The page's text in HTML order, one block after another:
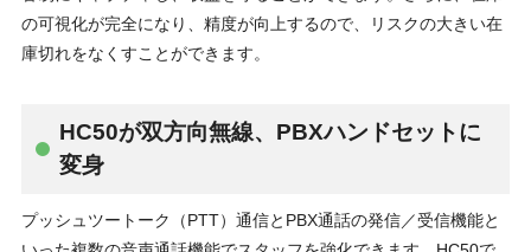
の可視化が完全になり、精度が向上するので、リスクの大きい在
庫切れをなくすことができます。
HC50が双方向無線、PBXハンドセットに
変身
プッシュツートーク（PTT）通信とPBX通話の発信／受信機能と